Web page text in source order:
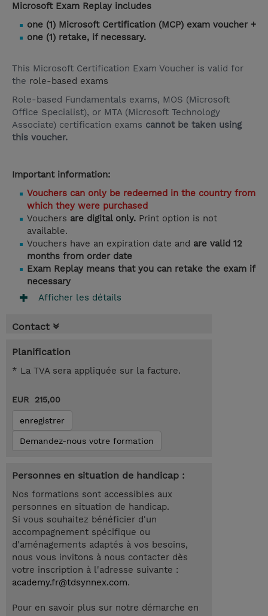
Microsoft Exam Replay includes
one (1) Microsoft Certification (MCP) exam voucher +
one (1) retake, if necessary.
This Microsoft Certification Exam Voucher is valid for
the role-based exams
Role-based Fundamentals exams, MOS (Microsoft
Office Specialist), or MTA (Microsoft Technology
Associate) certification exams cannot be taken using
this voucher.
Important information:
Vouchers can only be redeemed in the country from
which they were purchased
Vouchers are digital only. Print option is not
available.
Vouchers have an expiration date and are valid 12
months from order date
Exam Replay means that you can retake the exam if
necessary
Afficher les détails
Contact
Planification
* La TVA sera appliquée sur la facture.
EUR 215,00
enregistrer
Demandez-nous votre formation
Personnes en situation de handicap :
Nos formations sont accessibles aux
personnes en situation de handicap.
Si vous souhaitez bénéficier d'un
accompagnement spécifique ou
d'aménagements adaptés à vos besoins,
nous vous invitons à nous contacter dès
votre inscription à l'adresse suivante :
academy.fr@tdsynnex.com.
Pour en savoir plus sur notre démarche en